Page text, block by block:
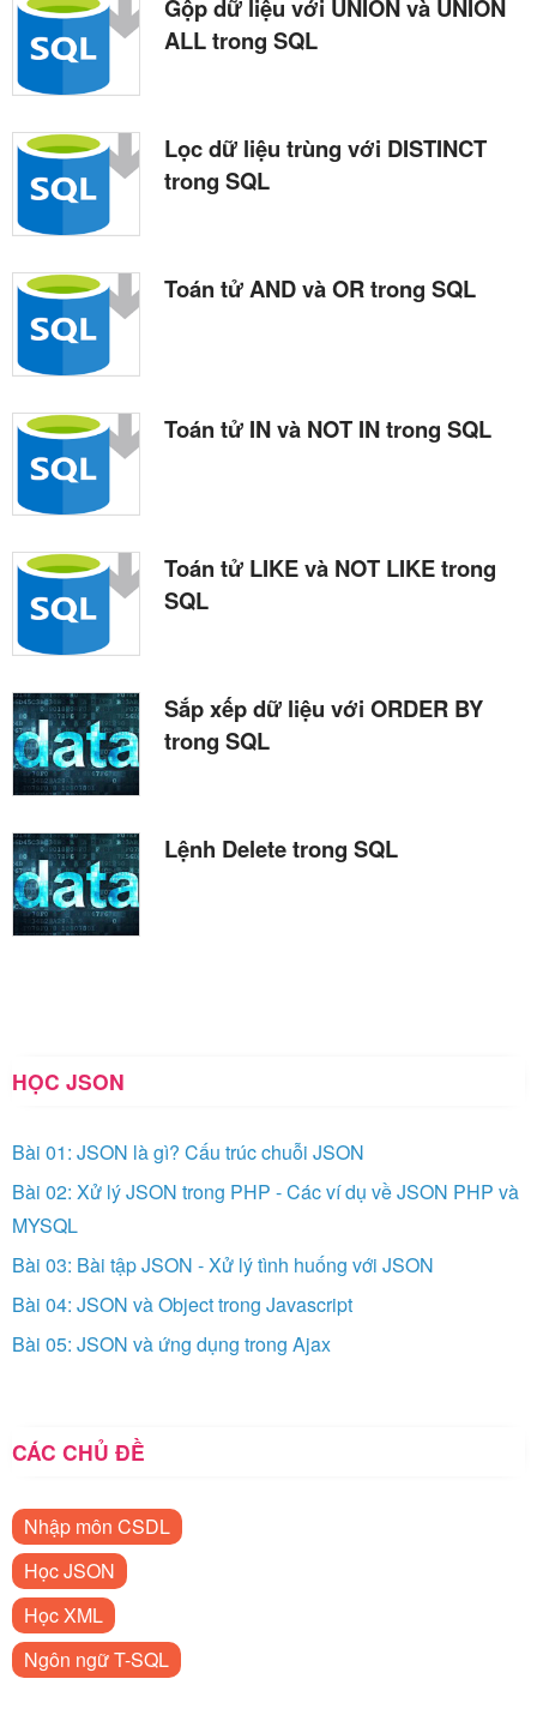
Gộp dữ liệu với UNION và UNION
ALL trong SQL
Lọc dữ liệu trùng với DISTINCT
trong SQL
Toán tử AND và OR trong SQL
Toán tử IN và NOT IN trong SQL
Toán tử LIKE và NOT LIKE trong
SQL
Sắp xếp dữ liệu với ORDER BY
trong SQL
Lệnh Delete trong SQL
HỌC JSON
Bài 01: JSON là gì? Cấu trúc chuỗi JSON
Bài 02: Xử lý JSON trong PHP - Các ví dụ về JSON PHP và
MYSQL
Bài 03: Bài tập JSON - Xử lý tình huống với JSON
Bài 04: JSON và Object trong Javascript
Bài 05: JSON và ứng dụng trong Ajax
CÁC CHỦ ĐỀ
Nhập môn CSDL
Học JSON
Học XML
Ngôn ngữ T-SQL